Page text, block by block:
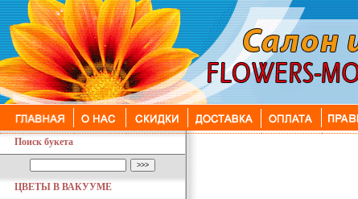
Поиск букета
ЦВЕТЫ В ВАКУУМЕ